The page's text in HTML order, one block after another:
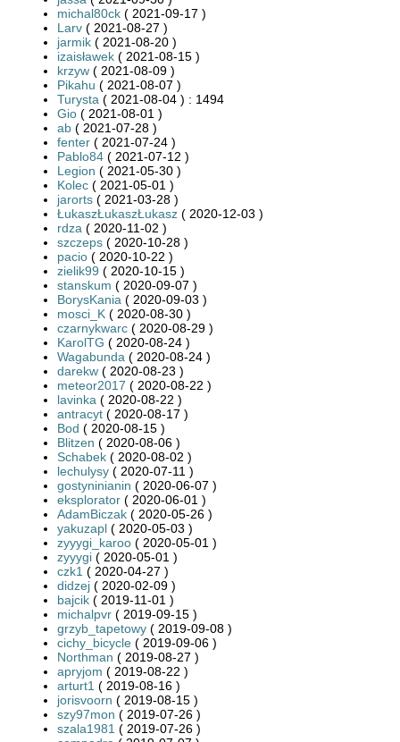
michal80ck ( 2021-09-17 )
Larv ( 2021-08-27 )
jarmik ( 2021-08-20 )
izaisławek ( 2021-08-15 )
krzyw ( 2021-08-09 )
Pikahu ( 2021-08-07 )
Turysta ( 2021-08-04 ) : 1494
Gio ( 2021-08-01 )
ab ( 2021-07-28 )
fenter ( 2021-07-24 )
Pablo84 ( 2021-07-12 )
Legion ( 2021-05-30 )
Kolec ( 2021-05-01 )
jarorts ( 2021-03-28 )
ŁukaszŁukaszŁukasz ( 2020-12-03 )
rdza ( 2020-11-02 )
szczeps ( 2020-10-28 )
pacio ( 2020-10-22 )
zielik99 ( 2020-10-15 )
stanskum ( 2020-09-07 )
BorysKania ( 2020-09-03 )
mosci_K ( 2020-08-30 )
czarnykwarc ( 2020-08-29 )
KarolTG ( 2020-08-24 )
Wagabunda ( 2020-08-24 )
darekw ( 2020-08-23 )
meteor2017 ( 2020-08-22 )
lavinka ( 2020-08-22 )
antracyt ( 2020-08-17 )
Bod ( 2020-08-15 )
Blitzen ( 2020-08-06 )
Schabek ( 2020-08-02 )
lechulysy ( 2020-07-11 )
gostyninianin ( 2020-06-07 )
eksplorator ( 2020-06-01 )
AdamBiczak ( 2020-05-26 )
yakuzapl ( 2020-05-03 )
zyyygi_karoo ( 2020-05-01 )
zyyygi ( 2020-05-01 )
czk1 ( 2020-04-27 )
didzej ( 2020-02-09 )
bajcik ( 2019-11-01 )
michalpvr ( 2019-09-15 )
grzyb_tapetowy ( 2019-09-08 )
cichy_bicycle ( 2019-09-06 )
Northman ( 2019-08-27 )
apryjom ( 2019-08-22 )
arturt1 ( 2019-08-16 )
jorisvoorn ( 2019-08-15 )
szy97mon ( 2019-07-26 )
szala1981 ( 2019-07-26 )